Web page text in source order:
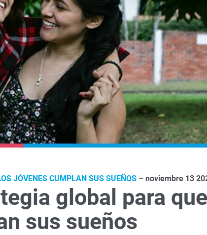
JÓVENES CUMPLAN SUS SUEÑOS – noviembre 13
global para que
sus sueños